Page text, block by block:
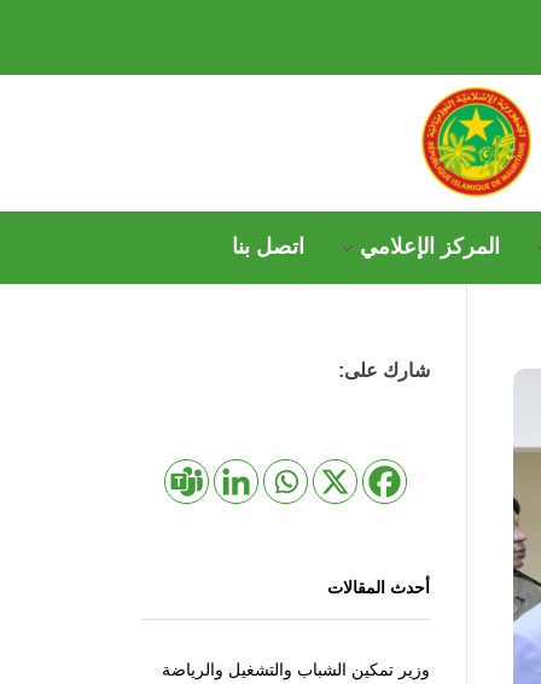
المركز الإعلامي اتصل بنا
شارك على:
أحدث المقالات
وزير تمكين الشباب والتشغيل والرياضة